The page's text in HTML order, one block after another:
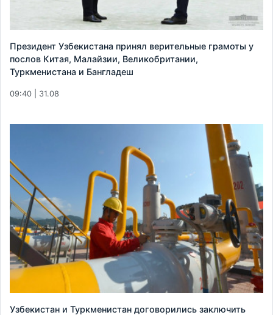
Президент Узбекистана принял верительные грамоты у
послов Китая, Малайзии, Великобритании,
Туркменистана и Бангладеш
09:40 | 31.08
Узбекистан и Туркменистан договорились заключить